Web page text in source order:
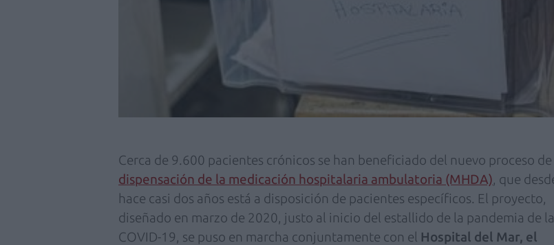
Cerca de 9.600 pacientes crónicos se han beneficiado del nuevo proceso de
dispensación de la medicación hospitalaria ambulatoria (MHDA), que
hace casi dos años está a disposición de pacientes específicos. El proyecto,
diseñado en marzo de 2020, justo al inicio del estallido de la pandemia de la
COVID-19, se puso en marcha conjuntamente con el Hospital del Mar, el